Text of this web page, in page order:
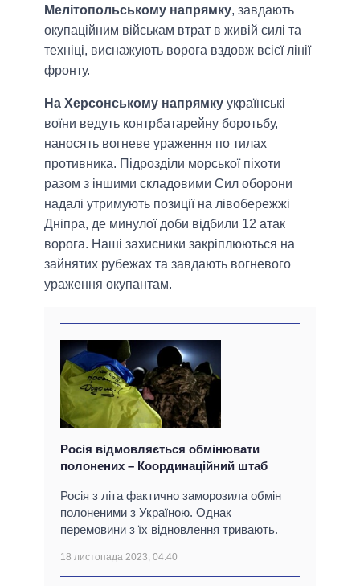
Мелітопольському напрямку, завдають
окупаційним військам втрат в живій силі та
техніці, виснажують ворога вздовж всієї лінії
фронту.
На Херсонському напрямку українські
воїни ведуть контрбатарейну боротьбу,
наносять вогневе ураження по тилах
противника. Підрозділи морської піхоти
разом з іншими складовими Сил оборони
надалі утримують позиції на лівобережжі
Дніпра, де минулої доби відбили 12 атак
ворога. Наші захисники закріплюються на
зайнятих рубежах та завдають вогневого
ураження окупантам.
Росія відмовляється обмінювати
полонених – Координаційний штаб
Росія з літа фактично заморозила обмін
полоненими з Україною. Однак
перемовини з їх відновлення тривають.
18 листопада 2023, 04:40